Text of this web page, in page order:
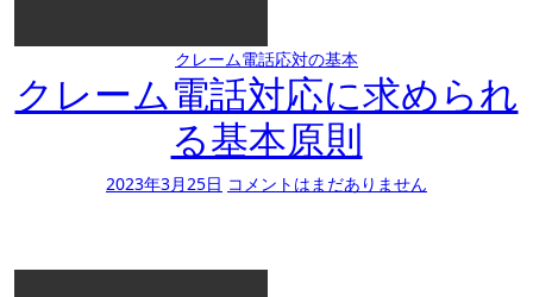
クレーム電話応対の基本
クレーム電話対応に求められ
る基本原則
2023年3月25日 コメントはまだありません